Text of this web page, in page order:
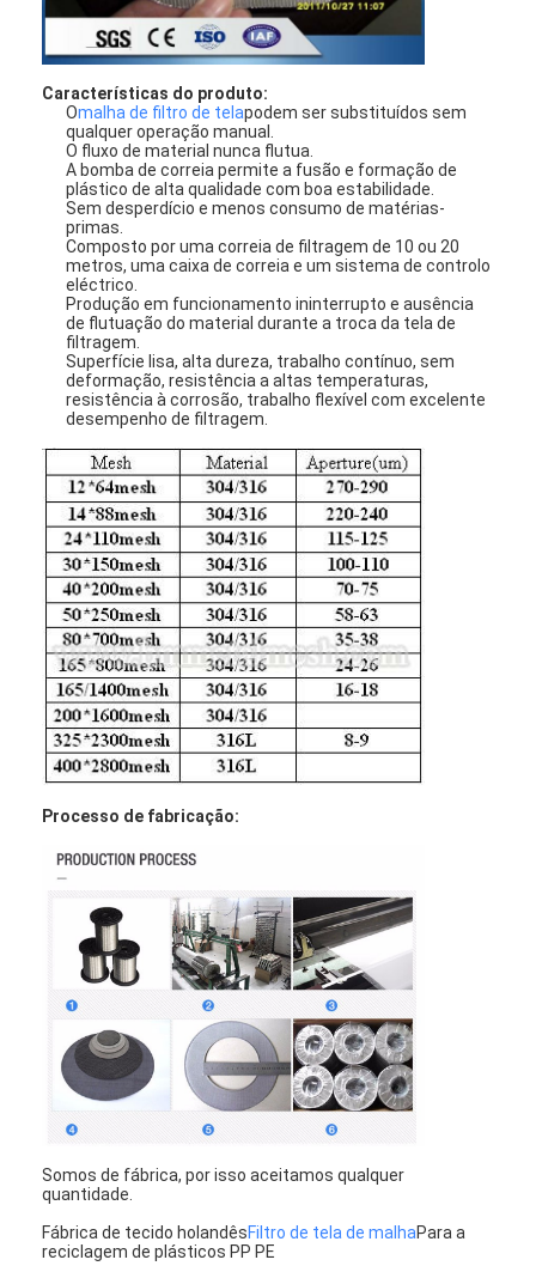
Características do produto:
Omalha de filtro de telapodem ser substituídos sem
qualquer operação manual.
O fluxo de material nunca flutua.
A bomba de correia permite a fusão e formação de
plástico de alta qualidade com boa estabilidade.
Sem desperdício e menos consumo de matérias-
primas.
Composto por uma correia de filtragem de 10 ou 20
metros, uma caixa de correia e um sistema de controlo
eléctrico.
Produção em funcionamento ininterrupto e ausência
de flutuação do material durante a troca da tela de
filtragem.
Superfície lisa, alta dureza, trabalho contínuo, sem
deformação, resistência a altas temperaturas,
resistência à corrosão, trabalho flexível com excelente
desempenho de filtragem.
Processo de fabricação:
Somos de fábrica, por isso aceitamos qualquer
quantidade.
Fábrica de tecido holandêsFiltro de tela de malhaPara a
reciclagem de plásticos PP PE